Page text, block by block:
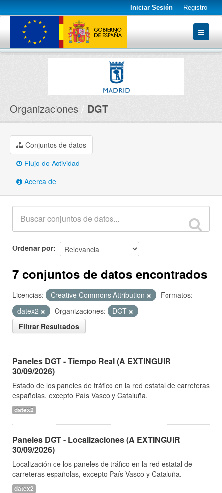
Iniciar Sesión Registro
Conjuntos de datos
Organizaciones DGT
Conjuntos de datos
Flujo de Actividad
Acerca de
Ordenar por
7 conjuntos de datos encontrados
Licencias: Creative Commons Attribution
Formatos:
datex2
Organizaciones:
DGT
Filtrar Resultados
Paneles DGT - Tiempo Real (A EXTINGUIR
30/09/2026)
Estado de los paneles de tráfico en la red estatal de carreteras
españolas, excepto País Vasco y Cataluña.
datex2
Paneles DGT - Localizaciones (A EXTINGUIR
30/09/2026)
Localización de los paneles de tráfico en la red estatal de
carreteras españolas, excepto País Vasco y Cataluña.
datex2